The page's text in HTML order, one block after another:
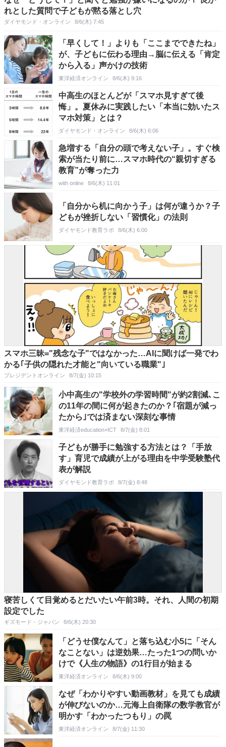
れとした質問で子どもが黙る落とし穴
ダイヤモンド・オンライン 8/6(木) 7:45
「早くして！」よりも「ここまでできたね」
が、子どもに伝わる理由→脳に伝える「肯定
から入る」声かけの技術
東洋経済オンライン 8/6(木) 9:16
中高生のほとんどが「スマホ見すぎて後
悔」。夏休みに実践したい「本当に効いたス
マホ対策」とは？
ダイヤモンド・オンライン 8/6(木) 6:06
急増する「自分の頭で考えない子」。すぐ検
索が当たり前に…スマホ時代の“親切すぎる
教育”が奪った力
with online 8/6(木) 11:01
「自分から机に向かう子」は何が違うか？子
どもが挫折しない「習慣化」の法則
ダイヤモンド教育ラボ 8/6(木) 6:00
スマホ三昧="残念な子"ではなかった…AIに聞けば一発でわ
かる｢子供の隠れた才能と"向いている職業"｣
プレジデントオンライン 8/7(金) 10:15
小中高生の"学校外の学習時間"が約2割減､こ
の11年の間に何が起きたのか？｢宿題が減っ
たから｣では済まない深刻な事情
東洋経済education×ICT 8/7(金) 8:01
子どもが勝手に勉強する方法とは？「手放
す」育児で成績が上がる理由を中学受験塾代
表が解説
ダイヤモンド教育ラボ 8/7(金) 8:48
寝苦しくて目覚めるとだいたい午前3時。それ、人間の初期
設定でした
ギズモード・ジャパン 8/6(木) 20:30
「どうせ僕なんて」と落ち込む小5に「そん
なことない」は逆効果…たった1つの問いか
けで《人生の物語》の1行目が始まる
東洋経済オンライン 8/6(木) 9:00
なぜ「わかりやすい動画教材」を見ても成績
が伸びないのか…元海上自衛隊の数学教官が
明かす「わかったつもり」の罠
東洋経済オンライン 8/7(金) 11:30